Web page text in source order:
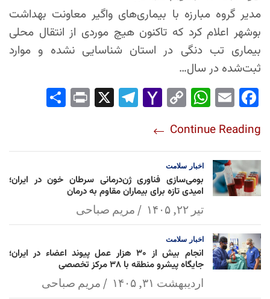
مدیر گروه مبارزه با بیماری‌های واگیر معاونت بهداشت
بوشهر اعلام کرد که تاکنون هیچ موردی از انتقال محلی
بیماری تب دنگی در استان شناسایی نشده و موارد
ثبت‌شده در سال…
Fac
ok
Em
Wh
Ap
p
Co
Lin
k
Yah
l
Tel
Pri
Continue Reading
اخبار سلامت
بومی‌سازی فناوری ژن‌درمانی سرطان خون در ایران؛
امیدی تازه برای بیماران مقاوم به درمان
تیر ۲۲, ۱۴۰۵ مریم صباحی
اخبار سلامت
انجام بیش از ۳۰ هزار عمل پیوند اعضاء در ایران؛
جایگاه پیشرو منطقه با ۳۸ مرکز تخصصی
اردیبهشت ۳۱, ۱۴۰۵ مریم صباحی